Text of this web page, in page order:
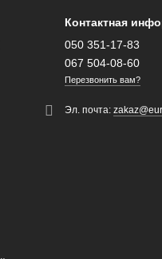
Контактная
050 351-17-83
067 504-08-60
Перезвонить вам?
Эл. почта: